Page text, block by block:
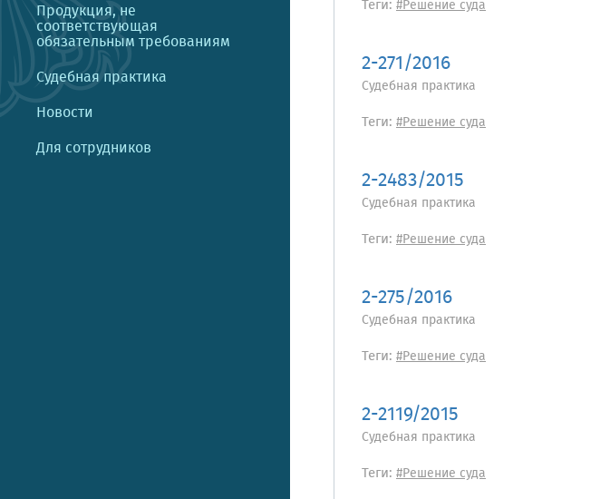
Продукция, не
соответствующая
обязательным требованиям
Судебная практика
Новости
Для сотрудников
Теги: #Решение суда
2-271/2016
Судебная практика
Теги: #Решение суда
2-2483/2015
Судебная практика
Теги: #Решение суда
2-275/2016
Судебная практика
Теги: #Решение суда
2-2119/2015
Судебная практика
Теги: #Решение суда